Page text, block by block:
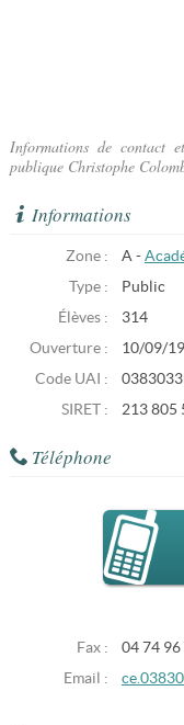
Informations de contact
publique Christophe
Informations
Zone : A -
Type :
Public
Élèves :
314
Ouverture :
10/09/
Code UAI :
SIRET :
213 805
Téléphone
Fax :
04 74 96
Email :